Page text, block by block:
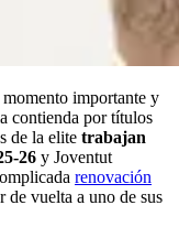
momento importante y
contienda por títulos
de la elite trabajan
26 y Joventut
renovación
de vuelta a uno de sus